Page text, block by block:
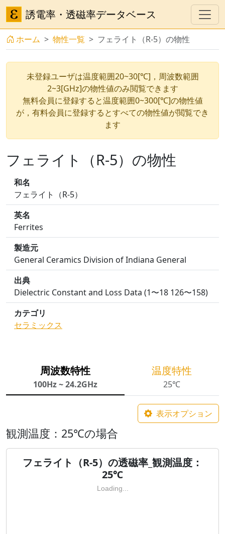
誘電率・透磁率データベース
ホーム 物性一覧 フェライト（R-5）の物性
未登録ユーザは温度範囲20~30[℃]，周波数範囲
2~3[GHz]の物性値のみ閲覧できます
無料会員に登録すると温度範囲0~300[℃]の物性値
が，有料会員に登録するとすべての物性値が閲覧でき
ます
フェライト（R-5）の物性
和名
フェライト（R-5）
英名
Ferrites
製造元
General Ceramics Division of Indiana General
出典
Dielectric Constant and Loss Data (1〜18 126〜158)
カテゴリ
セラミックス
周波数特性
100Hz ~ 24.2GHz
温度特性
25℃
表示オプション
観測温度：25℃の場合
フェライト（R-5）の透磁率_観測温度：
25℃
Loading...